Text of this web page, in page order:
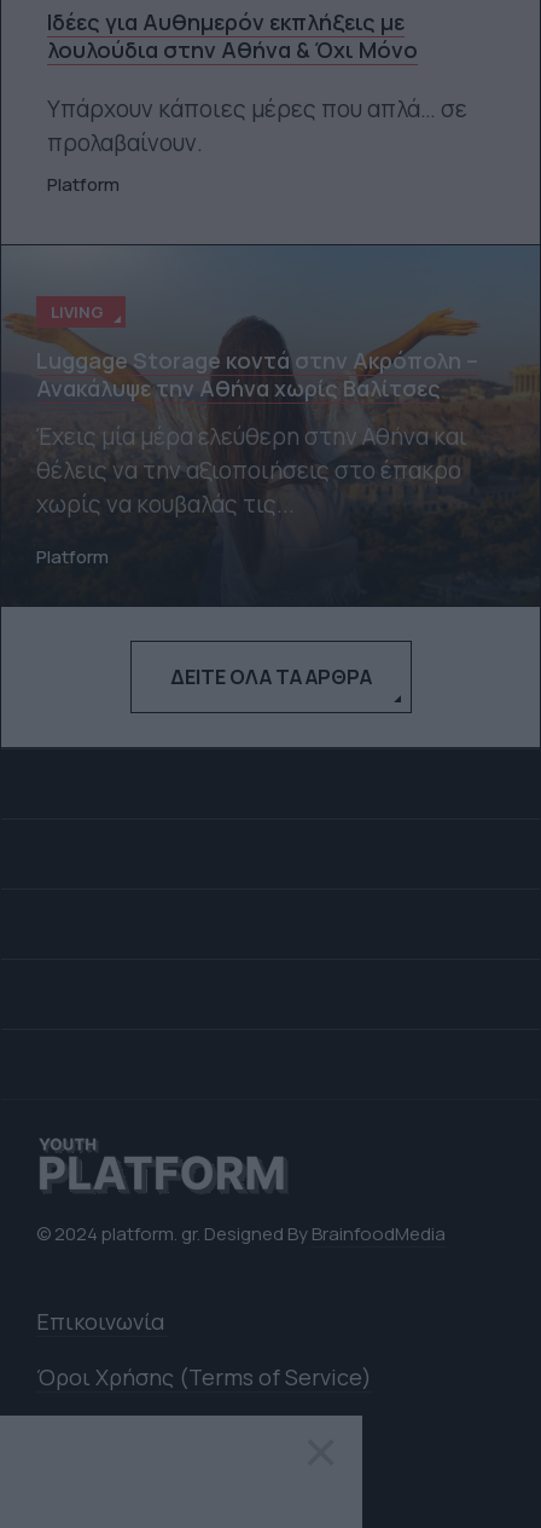
Ιδέες για Αυθημερόν εκπλήξεις με
λουλούδια στην Αθήνα & Όχι Μόνο
Υπάρχουν κάποιες μέρες που απλά… σε
προλαβαίνουν.
Platform
LIVING
Luggage Storage κοντά στην Ακρόπολη –
Ανακάλυψε την Αθήνα χωρίς Βαλίτσες
Έχεις μία μέρα ελεύθερη στην Αθήνα και
θέλεις να την αξιοποιήσεις στο έπακρο
χωρίς να κουβαλάς τις...
Platform
ΔΕΊΤΕ ΌΛΑ ΤΑ ΆΡΘΡΑ
© 2024 platform. gr. Designed ByBrainfoodMedia
Επικοινωνία
Όροι Χρήσης (Terms of Service)